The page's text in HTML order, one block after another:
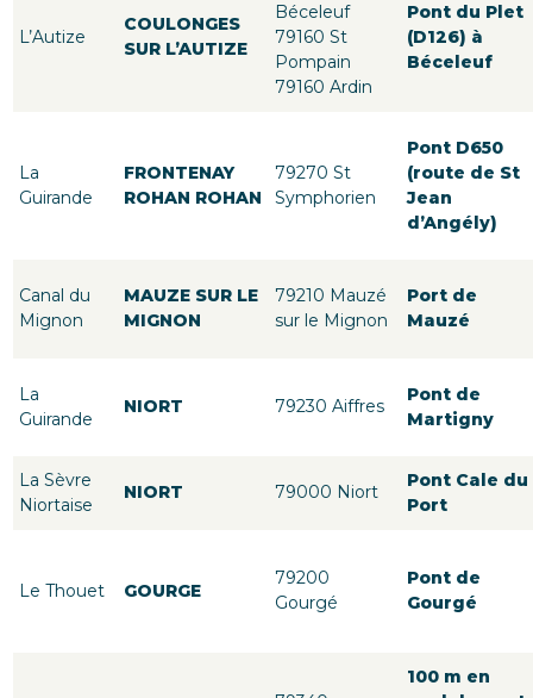
L’Autize
COULONGES
SUR L’AUTIZE
Béceleuf
79160 St
Pompain
79160 Ardin
Pont du Plet
(D126) à
Béceleuf
La
Guirande
FRONTENAY
ROHAN ROHAN
79270 St
Symphorien
Pont D650
(route de St
Jean
d’Angély)
Canal du
Mignon
MAUZE SUR LE
MIGNON
79210 Mauzé
sur le Mignon
Port de
Mauzé
La
Guirande
NIORT 79230 Aiffres
Pont de
Martigny
La Sèvre
Niortaise
NIORT 79000 Niort
Pont Cale du
Port
Le Thouet GOURGE
79200
Gourgé
Pont de
Gourgé
100 m en